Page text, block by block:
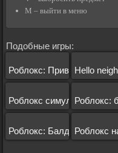
M – выйти в меню
Подобные игры:
Роблокс: Привет сосед
Hello
Роблокс симуляторРоблокс:
Роблокс: Балди Роблокс